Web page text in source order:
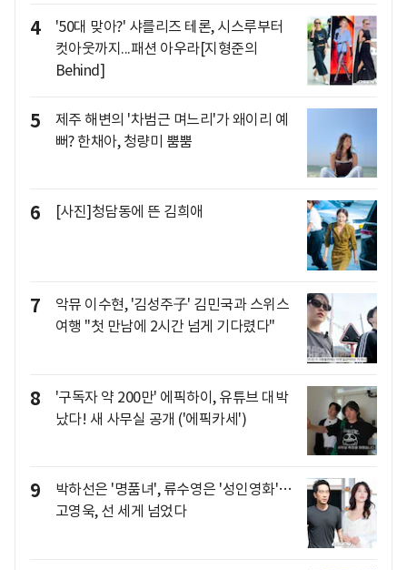
4
'50대 맞아?' 샤를리즈 테론, 시스루부터
컷아웃까지...패션 아우라[지형준의
Behind]
5
제주 해변의 '차범근 며느리'가 왜이리 예
뻐? 한채아, 청량미 뿜뿜
6 [사진]청담동에 뜬 김희애
7
악뮤 이수현, '김성주子' 김민국과 스위스
여행 "첫 만남에 2시간 넘게 기다렸다"
8
'구독자 약 200만' 에픽하이, 유튜브 대박
났다! 새 사무실 공개 ('에픽카세')
9
박하선은 '명품녀', 류수영은 '성인영화'…
고영욱, 선 세게 넘었다